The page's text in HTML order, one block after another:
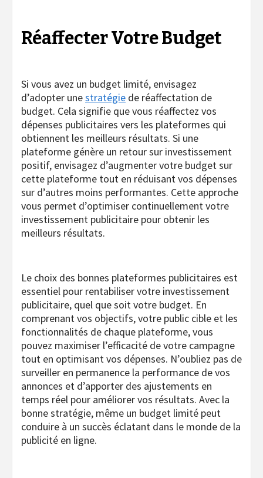
Réaffecter Votre Budget
Si vous avez un budget limité, envisagez
d’adopter unestratégie de réaffectation de
budget. Cela signifie que vous réaffectez vos
dépenses publicitaires vers les plateformes qui
obtiennent les meilleurs résultats. Si une
plateforme génère un retour sur investissement
positif, envisagez d’augmenter votre budget sur
cette plateforme tout en réduisant vos dépenses
sur d’autres moins performantes. Cette approche
vous permet d’optimiser continuellement votre
investissement publicitaire pour obtenir les
meilleurs résultats.
Le choix des bonnes plateformes publicitaires est
essentiel pour rentabiliser votre investissement
publicitaire, quel que soit votre budget. En
comprenant vos objectifs, votre public cible et les
fonctionnalités de chaque plateforme, vous
pouvez maximiser l’efficacité de votre campagne
tout en optimisant vos dépenses. N’oubliez pas de
surveiller en permanence la performance de vos
annonces et d’apporter des ajustements en
temps réel pour améliorer vos résultats. Avec la
bonne stratégie, même un budget limité peut
conduire à un succès éclatant dans le monde de la
publicité en ligne.